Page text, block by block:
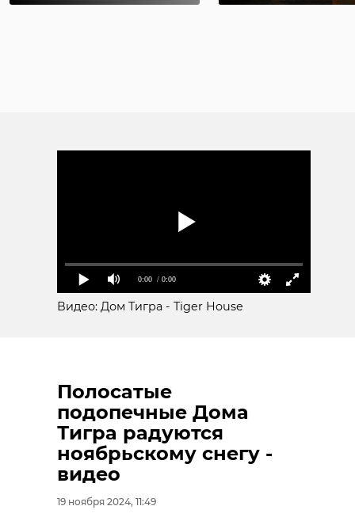
0:00 / 0:00
Видео: Дом Тигра - Tiger House
Полосатые
подопечные Дома
Тигра радуются
ноябрьскому снегу -
видео
19 ноября 2024, 11:49